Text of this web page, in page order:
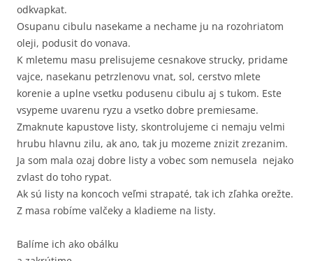
odkvapkat.
Osupanu cibulu nasekame a nechame ju na rozohriatom
oleji, podusit do vonava.
K mletemu masu prelisujeme cesnakove strucky, pridame
vajce, nasekanu petrzlenovu vnat, sol, cerstvo mlete
korenie a uplne vsetku podusenu cibulu aj s tukom. Este
vsypeme uvarenu ryzu a vsetko dobre premiesame.
Zmaknute kapustove listy, skontrolujeme ci nemaju velmi
hrubu hlavnu zilu, ak ano, tak ju mozeme znizit zrezanim.
Ja som mala ozaj dobre listy a vobec som nemusela nejako
zvlast do toho rypat.
Ak sú listy na koncoch veľmi strapaté, tak ich zľahka orežte.
Z masa robíme valčeky a kladieme na listy.
Balíme ich ako obálku